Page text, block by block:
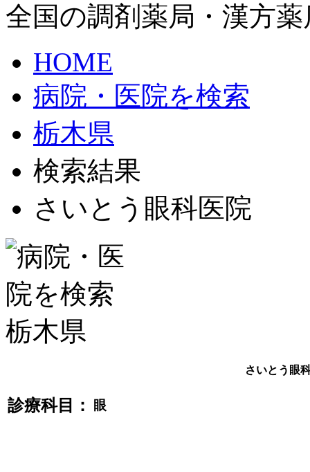
全国の調剤薬局・漢方
HOME
病院・医院を検索
栃木県
検索結果
さいとう眼科医院
さいとう眼
診療科目： 眼